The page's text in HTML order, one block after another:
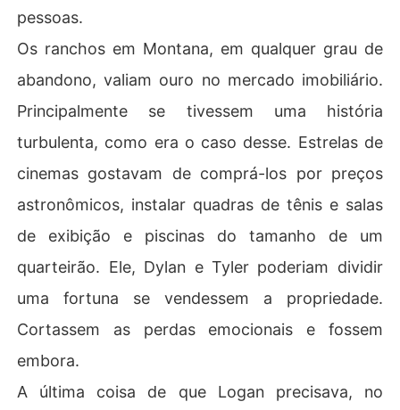
pessoas.
Os ranchos em Montana, em qualquer grau de
abandono, valiam ouro no mercado imobiliário.
Principalmente se tivessem uma história
turbulenta, como era o caso desse. Estrelas de
cinemas gostavam de comprá-los por preços
astronômicos, instalar quadras de tênis e salas
de exibição e piscinas do tamanho de um
quarteirão. Ele, Dylan e Tyler poderiam dividir
uma fortuna se vendessem a propriedade.
Cortassem as perdas emocionais e fossem
embora.
A última coisa de que Logan precisava, no